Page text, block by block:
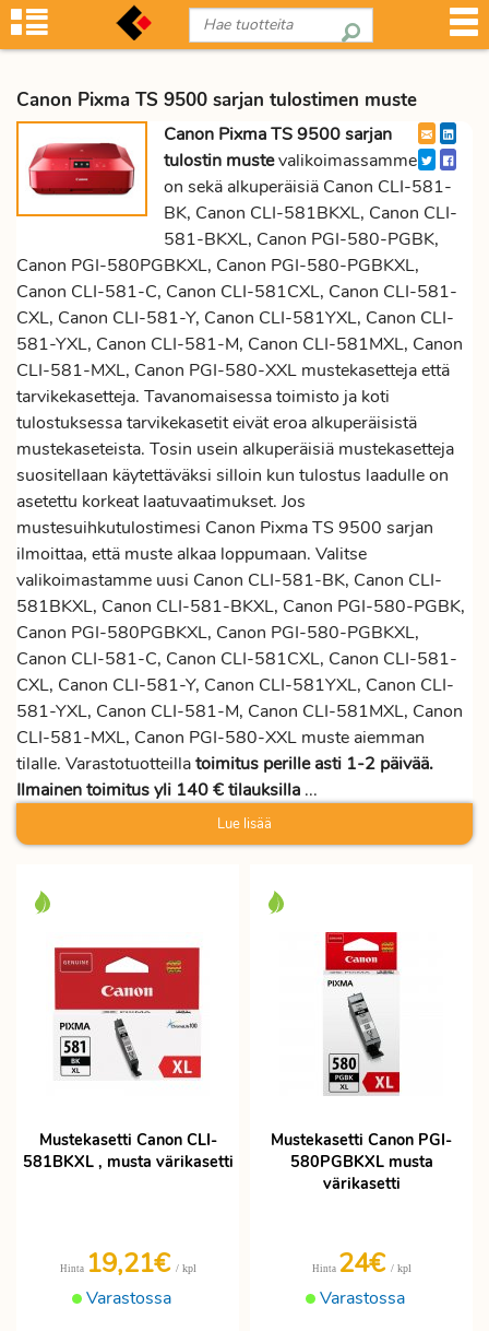
Canon Pixma TS 9500 sarjan tulostimen muste
Canon Pixma TS 9500 sarjan
tulostin mustevalikoimassamme
on sekä alkuperäisiä Canon CLI-581-
BK, Canon CLI-581BKXL, Canon CLI-
581-BKXL, Canon PGI-580-PGBK,
Canon PGI-580PGBKXL, Canon PGI-580-PGBKXL,
Canon CLI-581-C, Canon CLI-581CXL, Canon CLI-581-
CXL, Canon CLI-581-Y, Canon CLI-581YXL, Canon CLI-
581-YXL, Canon CLI-581-M, Canon CLI-581MXL, Canon
CLI-581-MXL, Canon PGI-580-XXL mustekasetteja että
tarvikekasetteja. Tavanomaisessa toimisto ja koti
tulostuksessa tarvikekasetit eivät eroa alkuperäisistä
mustekaseteista. Tosin usein alkuperäisiä mustekasetteja
suositellaan käytettäväksi silloin kun tulostus laadulle on
asetettu korkeat laatuvaatimukset. Jos
mustesuihkutulostimesi Canon Pixma TS 9500 sarjan
ilmoittaa, että muste alkaa loppumaan. Valitse
valikoimastamme uusi Canon CLI-581-BK, Canon CLI-
581BKXL, Canon CLI-581-BKXL, Canon PGI-580-PGBK,
Canon PGI-580PGBKXL, Canon PGI-580-PGBKXL,
Canon CLI-581-C, Canon CLI-581CXL, Canon CLI-581-
CXL, Canon CLI-581-Y, Canon CLI-581YXL, Canon CLI-
581-YXL, Canon CLI-581-M, Canon CLI-581MXL, Canon
CLI-581-MXL, Canon PGI-580-XXL muste aiemman
tilalle. Varastotuotteillatoimitus perille asti 1-2 päivää.
Ilmainen toimitus yli 140 € tilauksilla ...
Lue lisää
Mustekasetti Canon CLI-
581BKXL , musta värikasetti
Varastossa
Hinta 19,21€ / kpl
Mustekasetti Canon PGI-
580PGBKXL musta
värikasetti
Varastossa
Hinta 24€ / kpl